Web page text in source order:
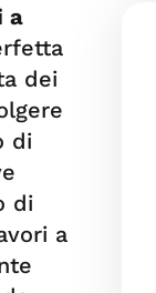
a
dei
di
di
a